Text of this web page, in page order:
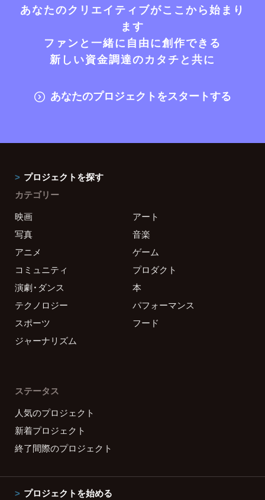
あなたのクリエイティブがここから始まり
ます
ファンと一緒に自由に創作できる
新しい資金調達のカタチと共に
あなたのプロジェクトをスタートする
プロジェクトを探す
カテゴリー
映画
アート
写真
音楽
アニメ
ゲーム
コミュニティ
プロダクト
演劇・ダンス
本
テクノロジー
パフォーマンス
スポーツ
フード
ジャーナリズム
ステータス
人気のプロジェクト
新着プロジェクト
終了間際のプロジェクト
プロジェクトを始める